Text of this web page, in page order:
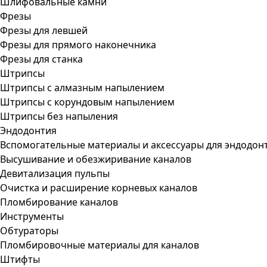
Фрезы
Фрезы для левшей
Фрезы для прямого наконечника
Фрезы для станка
Штрипсы
Штрипсы c алмазным напылением
Штрипсы c корундовым напылением
Штрипсы без напыления
Эндодонтия
Вспомогательные материалы и аксессуары для
Высушивание и обезжиривание каналов
Девитализация пульпы
Очистка и расширение корневых каналов
Пломбирование каналов
Инструменты
Обтураторы
Пломбировочные материалы для каналов
Штифты